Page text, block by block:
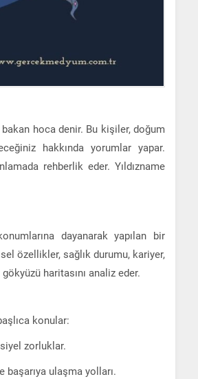
hoca denir. Bu kişiler, doğum
hakkında yorumlar yapar.
rehberlik eder. Yıldızname
dayanarak yapılan bir
özellikler, sağlık durumu, kariyer,
haritasını analiz eder.
konular:
zorluklar.
başarıya ulaşma yolları.